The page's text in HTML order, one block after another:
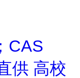
CAS
供 高校